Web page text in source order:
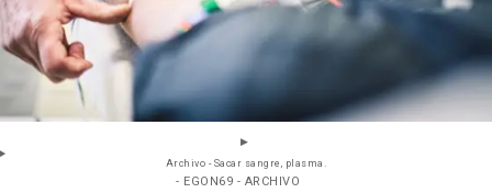
Archivo - Sacar sangre, plasma.
- EGON69 - ARCHIVO